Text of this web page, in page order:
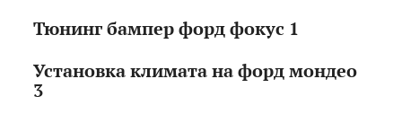
Тюнинг бампер форд фокус 1
Установка климата на форд мондео
3